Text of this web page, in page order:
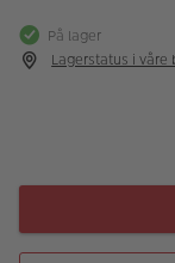
På lager
Lagerstatus i våre